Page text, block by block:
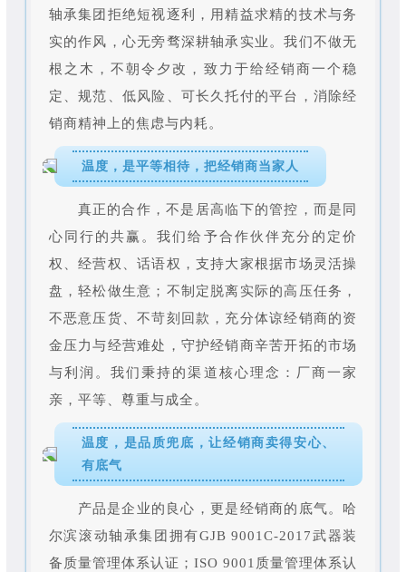
轴承集团拒绝短视逐利，用精益求精的技术与务
实的作风，心无旁骛深耕轴承实业。我们不做无
根之木，不朝令夕改，致力于给经销商一个稳
定、规范、低风险、可长久托付的平台，消除经
销商精神上的焦虑与内耗。
温度，是平等相待，把经销商当家人
真正的合作，不是居高临下的管控，而是同
心同行的共赢。我们给予合作伙伴充分的定价
权、经营权、话语权，支持大家根据市场灵活操
盘，轻松做生意；不制定脱离实际的高压任务，
不恶意压货、不苛刻回款，充分体谅经销商的资
金压力与经营难处，守护经销商辛苦开拓的市场
与利润。我们秉持的渠道核心理念：厂商一家
亲，平等、尊重与成全。
温度，是品质兜底，让经销商卖得安心、
有底气
产品是企业的良心，更是经销商的底气。哈
尔滨滚动轴承集团拥有GJB 9001C-2017武器装
备质量管理体系认证；ISO 9001质量管理体系认